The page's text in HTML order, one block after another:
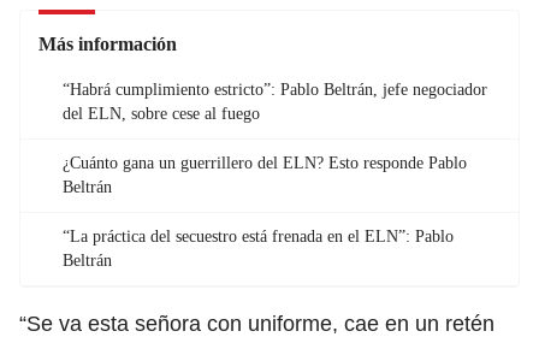
Más información
“Habrá cumplimiento estricto”: Pablo Beltrán, jefe negociador
del ELN, sobre cese al fuego
¿Cuánto gana un guerrillero del ELN? Esto responde Pablo
Beltrán
“La práctica del secuestro está frenada en el ELN”: Pablo
Beltrán
“Se va esta señora con uniforme, cae en un retén